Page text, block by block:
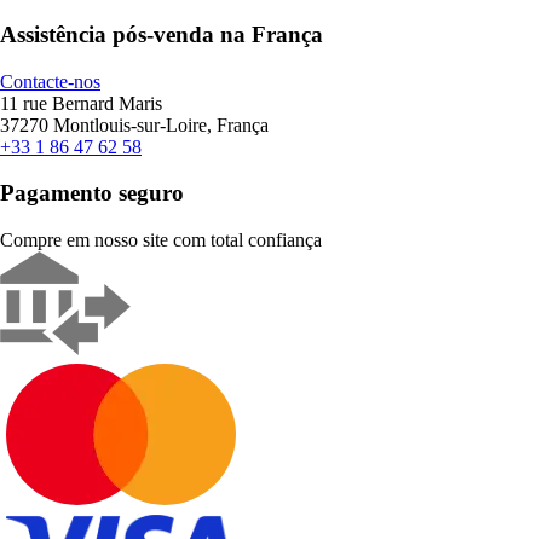
Assistência pós-venda na França
Contacte-nos
11 rue Bernard Maris
37270 Montlouis-sur-Loire, França
+33 1 86 47 62 58
Pagamento seguro
Compre em nosso site com total confiança